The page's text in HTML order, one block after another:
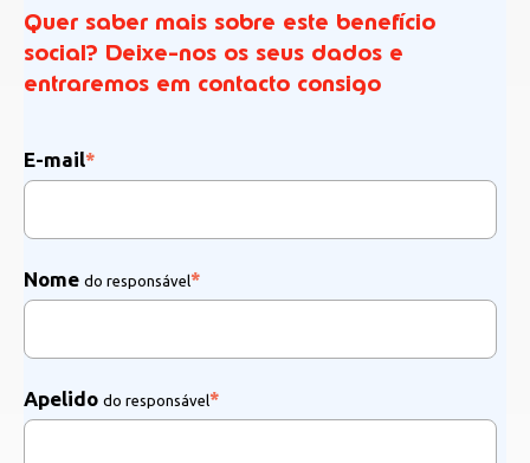
Quer saber mais sobre este benefício
social? Deixe-nos os seus dados e
entraremos em contacto consigo
E-mail*
Nome do responsável*
Apelido do responsável*